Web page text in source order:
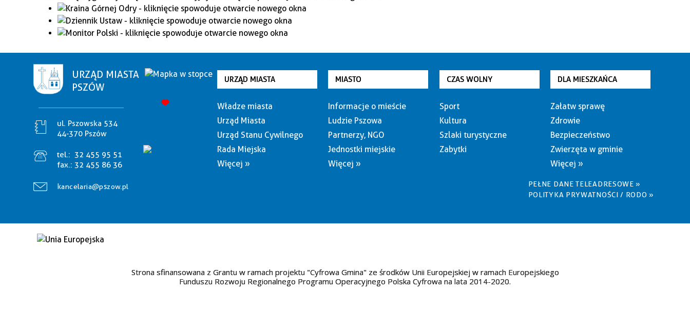
URZĄD MIASTA
PSZÓW
ul. Pszowska 534
44-370 Pszów
tel.: 32 455 95 51
fax.: 32 455 86 36
kancelaria@pszow.pl
URZĄD MIASTA
Władze miasta
Urząd Miasta
Urząd Stanu Cywilnego
Rada Miejska
Więcej »
MIASTO
Informacje o mieście
Ludzie Pszowa
Partnerzy, NGO
Jednostki miejskie
Więcej »
CZAS WOLNY
Sport
Kultura
Szlaki turystyczne
Zabytki
DLA MIESZKAŃCA
Załatw sprawę
Zdrowie
Bezpieczeństwo
Zwierzęta w gminie
Więcej »
PEŁNE DANE TELEADRESOWE »
POLITYKA PRYWATNOŚCI / RODO »
Strona sfinansowana z Grantu w ramach projektu "Cyfrowa Gmina" ze środków Unii Europejskiej w ramach Europejskiego
Funduszu Rozwoju Regionalnego Programu Operacyjnego Polska Cyfrowa na lata 2014-2020.